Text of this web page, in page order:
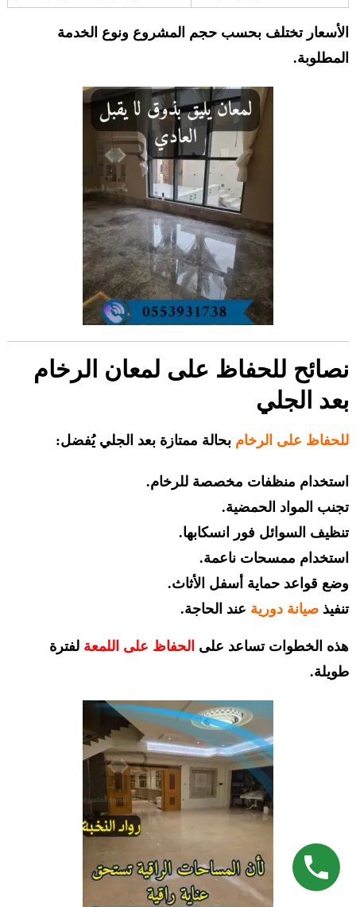
الأسعار تختلف بحسب حجم المشروع ونوع الخدمة
المطلوبة.
نصائح للحفاظ على لمعان الرخام
بعد الجلي
للحفاظ على الرخام بحالة ممتازة بعد الجلي يُفضل:
استخدام منظفات مخصصة للرخام.
تجنب المواد الحمضية.
تنظيف السوائل فور انسكابها.
استخدام ممسحات ناعمة.
وضع قواعد حماية أسفل الأثاث.
تنفيذ صيانة دورية عند الحاجة.
هذه الخطوات تساعد على الحفاظ على اللمعة لفترة
طويلة.